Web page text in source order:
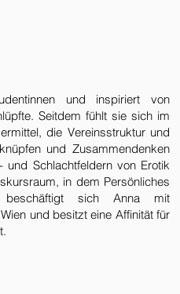
und inspiriert von
Seitdem fühlt sie sich im
die Vereinsstruktur und
und Zusammendenken
Schlachtfeldern von Erotik
in dem Persönliches
beschäftigt sich Anna mit
und besitzt eine Affinität für